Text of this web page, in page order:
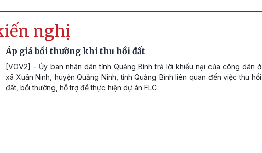
nghị
Áp giá bồi thường khi thu hồi đất
[VOV2] - Ủy ban nhân dân tỉnh Quảng Bình trả lời khiếu nại của công dân ở
xã Xuân Ninh, huyện Quảng Ninh, tỉnh Quảng Bình liên quan đến việc thu hồi
đất, bồi thường, hỗ trợ để thực hiện dự án FLC.